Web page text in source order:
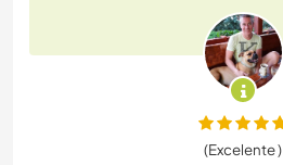
(Excelente )